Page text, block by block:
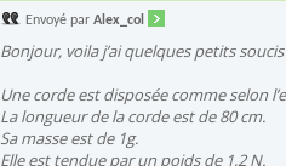
Envoyé par Alex_col
Bonjour, voila j’ai quelques petits
Une corde est disposée comme selon
La longueur de la corde est de 80 cm.
Sa masse est de 1g.
Elle est tendue par un poids de 1,2 N.